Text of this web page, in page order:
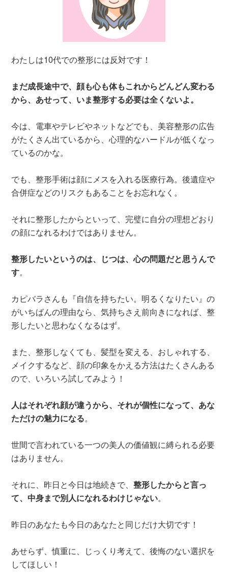
わたしは10代での整形には反対です！
まだ成長途中で、顔も心も体もこれからどんどん変わる
から、あせって、いま整形する必要は全くないよ。
今は、電車やテレビやネットなどでも、美容整形の広告
がたくさん出ているから、心理的なハードルが低くなっ
ているのかな。
でも、整形手術は顔にメスを入れる医療行為。後遺症や
合併症などのリスクもあることをお忘れなく。
それに整形したからといって、完璧に自分の理想どおり
の顔になれるわけではありません。
整形したいというのは、じつは、心の問題だと思うんで
す。
カピバラさんも『自信を持ちたい。明るくなりたい』の
がいちばんの理由なら、気持ちさえ前向きになれば、整
形したいと思わなくなるはず。
また、整形しなくても、髪型を変える、おしゃれする、
メイクするなど、顔の印象をかえる方法はたくさんある
ので、いろいろ試してみよう！
人はそれぞれ顔が違うから、それが個性になって、あな
ただけの魅力になる。
世間で言われている一つの美人の価値観に縛られる必要
はありません。
それに、昨日と今日は地続きで、整形したからと言っ
て、中身まで別人になれるわけじゃない。
昨日のあなたも今日のあなたと同じだけ大切です！
あせらず、慎重に、じっくり考えて、後悔のない選択を
してほしい！